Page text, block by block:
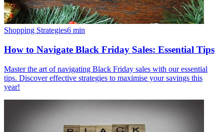
Shopping Strategies6 min
How to Navigate Black Friday Sales: Essential Tips
Master the art of navigating Black Friday sales with our essential
tips. Discover effective strategies to maximise your savings this
year!